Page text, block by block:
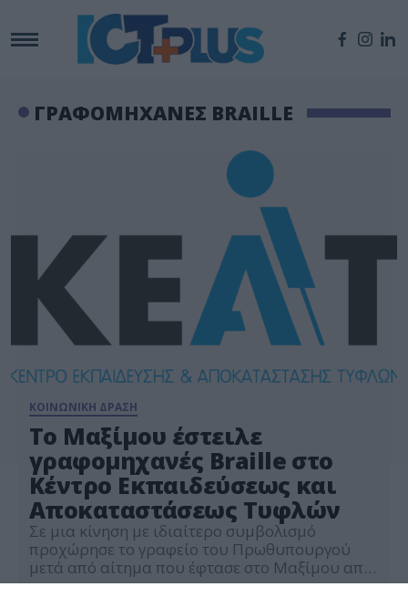
ΓΡΑΦΟΜΗΧΑΝΕΣ BRAILLE
ΚΟΙΝΩΝΙΚΗ ΔΡΑΣΗ
To Μαξίμου έστειλε
γραφομηχανές Braille στο
Κέντρο Εκπαιδεύσεως και
Αποκαταστάσεως Τυφλών
Σε μια κίνηση με ιδιαίτερο συμβολισμό
προχώρησε το γραφείο του Πρωθυπουργού
μετά από αίτημα που έφτασε στο Μαξίμου από
το Κέντρο Εκπαιδεύσεως και Αποκαταστάσεως